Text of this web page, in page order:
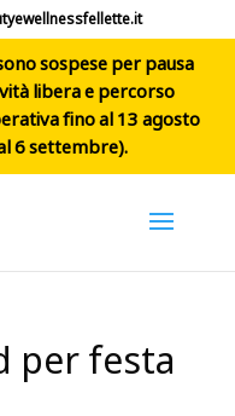
sospese per pausa
libera e percorso
fino al 13 agosto
6 settembre).
per festa